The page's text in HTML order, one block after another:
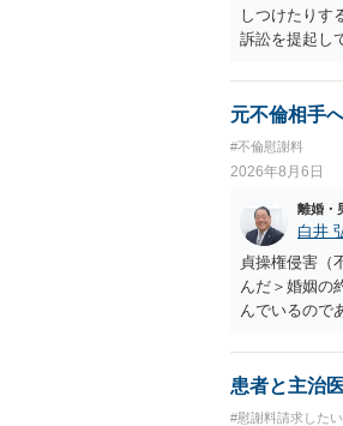
しつけたりす
訴訟を提起し
ば、夫から「
いかもしれま
淡々と調停
りません。
元不倫相手
#不倫慰謝料
2026年8月6日
離婚・
白井
貞操権侵害（
んだ＞婚姻の
んでいるので
患者と主治
#慰謝料請求した